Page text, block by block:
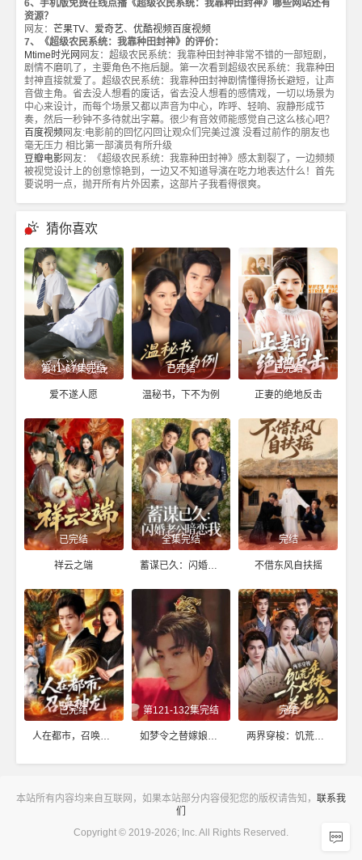
6、手机版免费在线点播《超级农民系统：我靠种田封神》哪些网站还有
资源？
网友： 芒果TV、 爱奇艺、 优酷视频 百度视频
7、《超级农民系统：我靠种田封神》的评价：
Mtime时光网 网友：超级农民系统：我靠种田封神非常不错的一部短剧，
剧情不磨叽了，主要角色不拖后腿。第一次看到超级农民系统：我靠种田
封神直接就爱了。超级农民系统：我靠种田封神剧情懂得扬长避短，让声
音做主角。省去没人想看的废话，省去没人想看的感情戏，一切以场景为
中心来设计，而每个场景又都以声音为中心，咋呼、轻响、寂静形成节
奏，然后一秒钟不多待就出字幕。很少有音效师能感觉自己这么核心吧？
百度视频 网友:电影前的回忆闪回让观众们完美过渡 没看过前作的朋友也
毫无压力 相比第一部演员有所升级
豆瓣电影网友：《超级农民系统：我靠种田封神》感太割裂了，一边频频
被视觉设计上的创意惊艳到，一边又不知道导演在吃力地表达什么！首先
要说明一点，抛开所有片外因素，这部片子我看得很爽。
猜你喜欢
第41-67集完结
爱不遂人愿
已完结
温秘书，下不为例
已完结
正妻的绝地反击
已完结
祥云之端
全集完结
蓄谋已久：闪婚老公暗恋我（我带崽闪婚后怎么老妈也）
完结
不借东风自扶摇
已完结
人在都市，召唤神龙
第121-132集完结
如梦令之替嫁娘子是高手
完结
两界穿梭：饥荒年，一个大饼养老公
本站所有内容均来自互联网，如果本站部分内容侵犯您的版权请告知， 联系我
们
Copyright © 2019-2026; Inc. All Rights Reserved.